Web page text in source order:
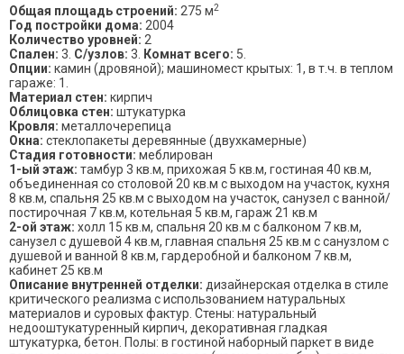
Общая площадь строений: 275 м2
Год постройки дома: 2004
Количество уровней: 2
Спален: 3. С/узлов: 3. Комнат всего: 5.
Опции: камин (дровяной); машиномест крытых: 1, в т.ч. в теплом
гараже: 1.
Материал стен: кирпич
Облицовка стен: штукатурка
Кровля: металлочерепица
Окна: стеклопакеты деревянные (двухкамерные)
Стадия готовности: меблирован
1-ый этаж: тамбур 3 кв.м, прихожая 5 кв.м, гостиная 40 кв.м,
объединенная со столовой 20 кв.м с выходом на участок, кухня
8 кв.м, спальня 25 кв.м с выходом на участок, санузел с ванной/
постирочная 7 кв.м, котельная 5 кв.м, гараж 21 кв.м
2-ой этаж: холл 15 кв.м, спальня 20 кв.м с балконом 7 кв.м,
санузел с душевой 4 кв.м, главная спальня 25 кв.м с санузлом с
душевой и ванной 8 кв.м, гардеробной и балконом 7 кв.м,
кабинет 25 кв.м
Описание внутренней отделки: дизайнерская отделка в стиле
критического реализма с использованием натуральных
материалов и суровых фактур. Стены: натуральный
недооштукатуренный кирпич, декоративная гладкая
штукатурка, бетон. Полы: в гостиной наборный паркет в виде